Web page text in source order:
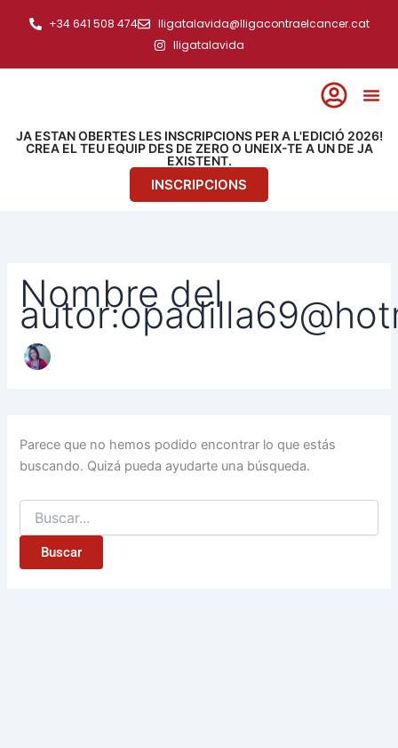
+34 641 508 474
lligatalavida@lligacontraelcancer.cat
lligatalavida
JA ESTAN OBERTES LES INSCRIPCIONS PER A L'EDICIÓ 2026!
CREA EL TEU EQUIP DES DE ZERO O UNEIX-TE A UN DE JA
EXISTENT.
INSCRIPCIONS
Nombre del
Parece que no hemos podido encontrar lo que estás
buscando. Quizá pueda ayudarte una búsqueda.
por: